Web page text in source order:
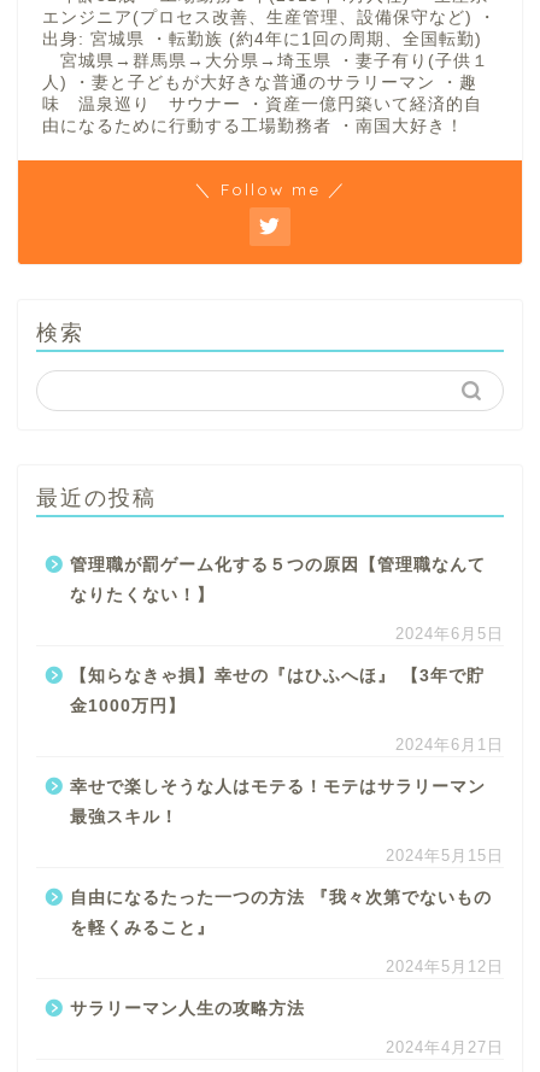
エンジニア(プロセス改善、生産管理、設備保守など) ・
出身: 宮城県 ・転勤族 (約4年に1回の周期、全国転勤)
宮城県→群馬県→大分県→埼玉県 ・妻子有り(子供１
人) ・妻と子どもが大好きな普通のサラリーマン ・趣
味 温泉巡り サウナー ・資産一億円築いて経済的自
由になるために行動する工場勤務者 ・南国大好き！
＼ Follow me ／
検索
最近の投稿
管理職が罰ゲーム化する５つの原因【管理職なんて
なりたくない！】
2024年6月5日
【知らなきゃ損】幸せの『はひふへほ』 【3年で貯
金1000万円】
2024年6月1日
幸せで楽しそうな人はモテる！モテはサラリーマン
最強スキル！
2024年5月15日
自由になるたった一つの方法 『我々次第でないもの
を軽くみること』
2024年5月12日
サラリーマン人生の攻略方法
2024年4月27日